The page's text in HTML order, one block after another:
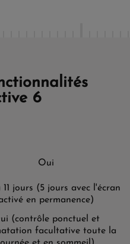
6
Oui
11 jours (5 jours avec l'écran
en permanence)
(contrôle ponctuel et
facultative toute la